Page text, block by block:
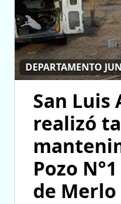
DEPARTAMENTO
San Luis
realizó
Pozo
de Merlo